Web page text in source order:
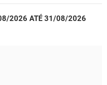
2026 ATÉ 31/08/2026